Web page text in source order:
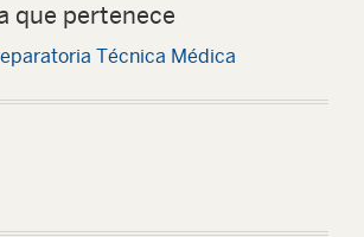
que pertenece
Técnica Médica